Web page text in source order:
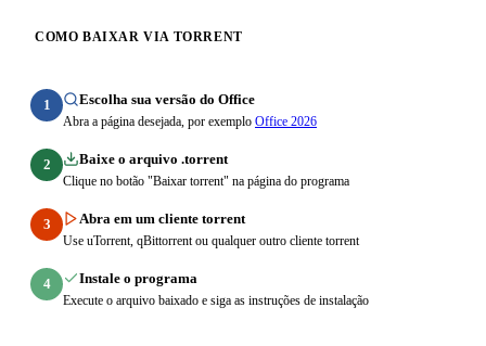
COMO BAIXAR VIA TORRENT
1 Escolha sua versão do Office
Abra a página desejada, por exemplo Office 2026
2 Baixe o arquivo .torrent
Clique no botão "Baixar torrent" na página do programa
3 Abra em um cliente torrent
Use uTorrent, qBittorrent ou qualquer outro cliente torrent
4 Instale o programa
Execute o arquivo baixado e siga as instruções de instalação